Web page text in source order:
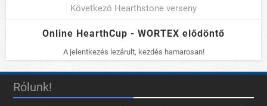
Következő Hearthstone verseny
Online HearthCup - WORTEX elődöntő
A jelentkezés lezárult, kezdés hamarosan!
Rólunk!